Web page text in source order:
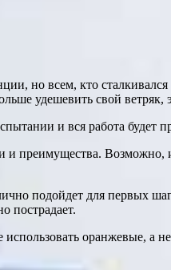
но всем, кто
удешевить свой
и вся работа будет
и преимущества.
подойдет для первых
пострадает.
использовать оранжевые,